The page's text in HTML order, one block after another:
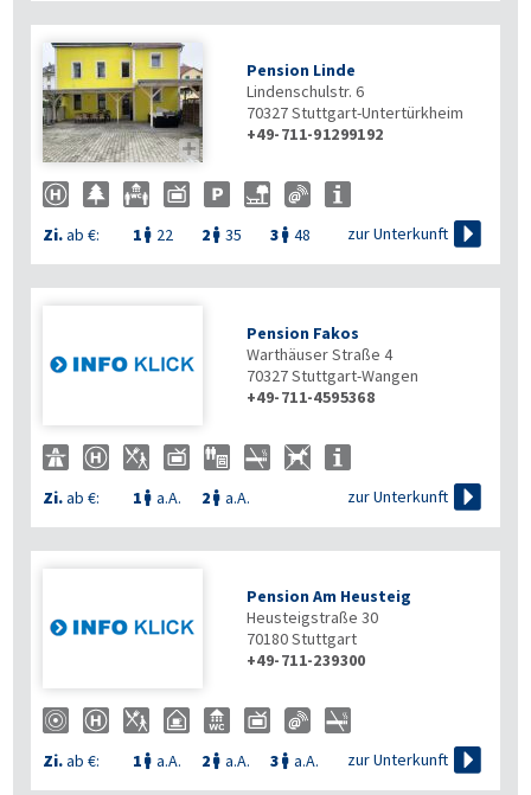

Pension Linde
Lindenschulstr. 6
70327Stuttgart-Untertürkheim
+49-711-91299192
Zi.ab €: 1  22 2  35 3  48 zur Unterkunft 
Pension Fakos
Warthäuser Straße 4
70327Stuttgart-Wangen
+49-711-4595368
Zi.ab €: 1  a.A. 2  a.A. zur Unterkunft 
Pension Am Heusteig
Heusteigstraße 30
70180Stuttgart
+49-711-239300
Zi.ab €: 1  a.A. 2  a.A. 3  a.A. zur Unterkunft 